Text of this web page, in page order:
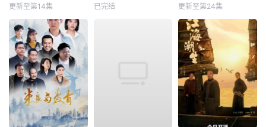
更新至第14集 已完结 更新至第24集